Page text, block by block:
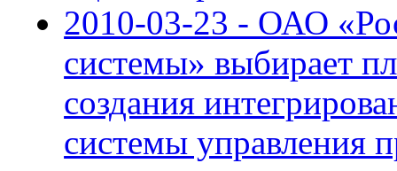
2010-03-23 - ОАО
системы» выбирает
создания
системы управления